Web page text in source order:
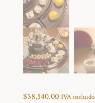
$58,140.00 IVA incluido